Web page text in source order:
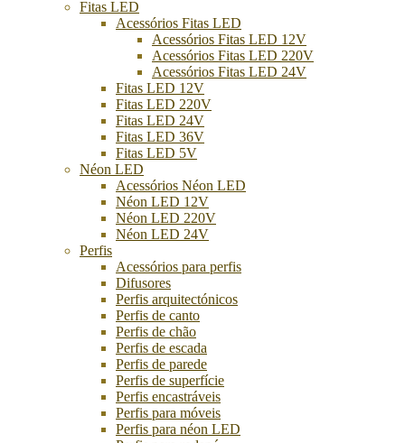
Fitas LED
Acessórios Fitas LED
Acessórios Fitas LED 12V
Acessórios Fitas LED 220V
Acessórios Fitas LED 24V
Fitas LED 12V
Fitas LED 220V
Fitas LED 24V
Fitas LED 36V
Fitas LED 5V
Néon LED
Acessórios Néon LED
Néon LED 12V
Néon LED 220V
Néon LED 24V
Perfis
Acessórios para perfis
Difusores
Perfis arquitectónicos
Perfis de canto
Perfis de chão
Perfis de escada
Perfis de parede
Perfis de superfície
Perfis encastráveis
Perfis para móveis
Perfis para néon LED